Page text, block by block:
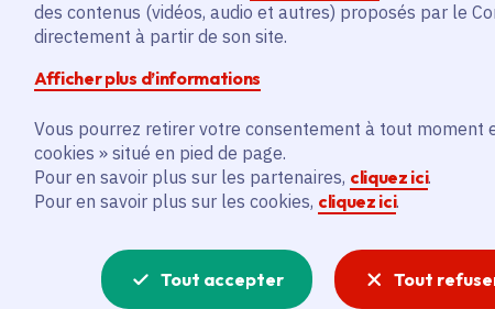
des contenus (vidéos, audio et autres) proposés par le
directement à partir de son site.
Afficher plus d’informations
Vous pourrez retirer votre consentement à tout moment
cookies » situé en pied de page.
Pour en savoir plus sur les partenaires, cliquez ici.
Pour en savoir plus sur les cookies, cliquez ici.
Tout accepter Tout
(Saint-
4 ambiances pour
comprendre et
dans une logique
Parmi les questions